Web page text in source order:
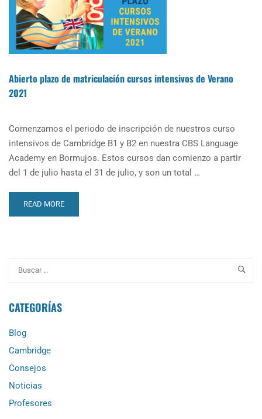
Abierto plazo de matriculación cursos intensivos de Verano
2021
Comenzamos el periodo de inscripción de nuestros curso
intensivos de Cambridge B1 y B2 en nuestra CBS Language
Academy en Bormujos. Estos cursos dan comienzo a partir
del 1 de julio hasta el 31 de julio, y son un total …
READ
MORE
MATRICULACIÓN
DE
2021
READ MORE
CATEGORÍAS
Blog
Cambridge
Consejos
Noticias
Profesores